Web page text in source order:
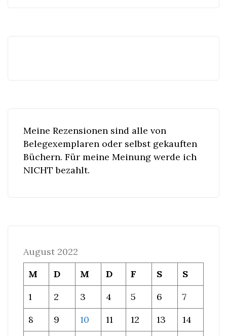
Meine Rezensionen sind alle von
Belegexemplaren oder selbst gekauften
Büchern. Für meine Meinung werde ich
NICHT bezahlt.
August 2022
M
D M D F S
S
1
2 3 4 5 6
7
8
9 10 11 12 13
14